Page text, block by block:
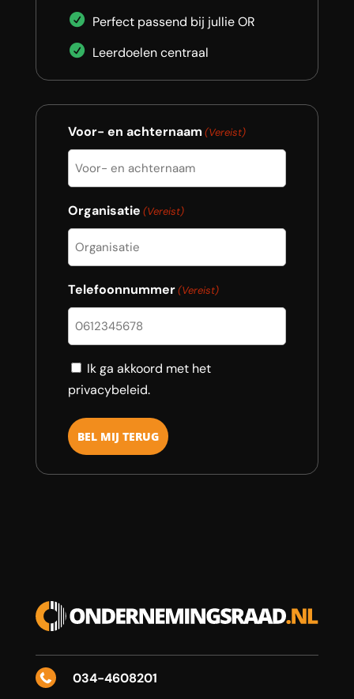
Perfect passend bij jullie OR
Leerdoelen centraal
Voor- en achternaam (Vereist)
Organisatie (Vereist)
Telefoonnummer(Vereist)
Consent
Ik ga akkoord met het
privacybeleid.
 034-4608201